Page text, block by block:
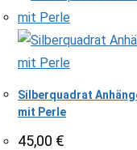
Silberquadrat
mit Perle
45,00 €